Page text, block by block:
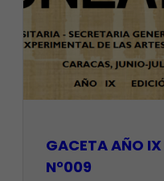
GACETA AÑO
N°009